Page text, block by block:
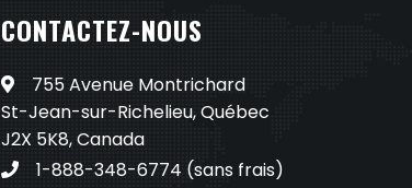
CONTACTEZ-NOUS
755 Avenue Montrichard
St-Jean-sur-Richelieu, Québec
J2X 5K8, Canada
1-888-348-6774 (sans frais)